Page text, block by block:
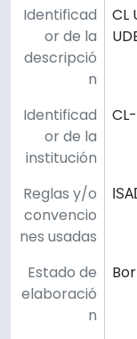
Identificad
or de la
descripció
n
CL
Identificad
or de la
institución
Reglas y/o
convencio
nes usadas
Estado de
elaboració
n